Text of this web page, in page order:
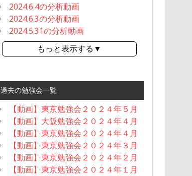
2024.6.4の分析動画
2024.6.3の分析動画
2024.5.31の分析動画
もっと表示する▼
過去の勉強会一覧
【動画】東京勉強会２０２４年５月
【動画】大阪勉強会２０２４年４月
【動画】東京勉強会２０２４年４月
【動画】東京勉強会２０２４年３月
【動画】東京勉強会２０２４年２月
【動画】東京勉強会２０２４年１月